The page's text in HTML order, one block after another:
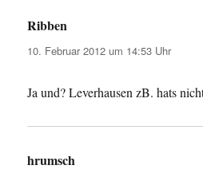
Ribben
10. Februar 2012 um 14:53 Uhr
Ja und? Leverhausen zB. hats
hrumsch